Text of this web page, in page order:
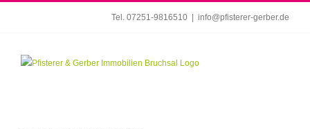
Tel. 07251-9816510 info@pfisterer-gerber.de